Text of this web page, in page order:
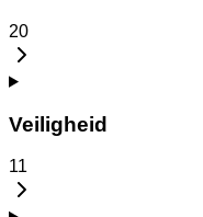
20
Veiligheid
11